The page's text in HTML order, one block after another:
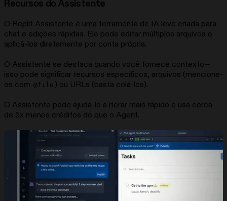
Recursos do Assistente
O Replit Assistente é uma ferramenta de IA leve criada para
chat e edições rápidas. Ele pode editar múltiplos arquivos e
aplicá-los diretamente por conta própria.
O Assistente se destaca quando você fornece contexto—
isso pode significar recursos específicos, arquivos (mencione-
os com @file ) ou URLs (basta colá-los).
O Assistente pode ajudá-lo a iterar mais rápido e usa cerca
de 5x menos créditos do que o Agent.